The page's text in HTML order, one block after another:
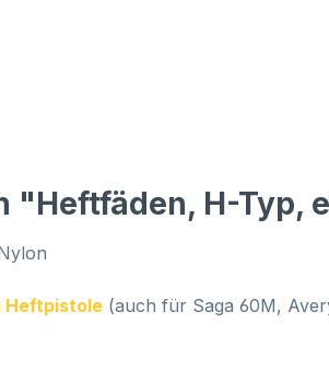
"Heftfäden, H-Typ,
Heftpistole (auch für Saga 60M,